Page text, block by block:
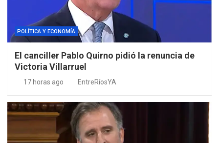
POLÍTICA Y ECONOMÍA
El canciller Pablo Quirno pidió la renuncia de
Victoria Villarruel
17 horas ago EntreRíosYA